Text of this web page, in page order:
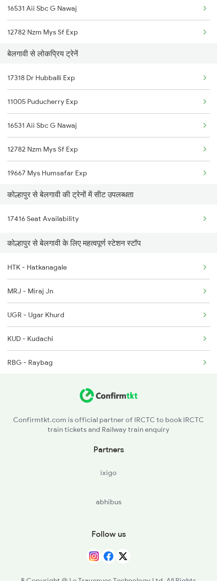
Belagavi to Mangaluru Trains
Belagavi to Madurai Trains
Belagavi to Marwar Trains
16531 Aii Sbc G Nawaj
12782 Nzm Mys Sf Exp
16590 Rani Chennamma
12780 Goa Express
बेलगावी से लोकप्रिय ट्रेनें
17318 Dr Hubballi Exp
11005 Puducherry Exp
16531 Aii Sbc G Nawaj
12782 Nzm Mys Sf Exp
19667 Mys Humsafar Exp
12780 Goa Express
22497 Tpj Humsfar Exp
1013 Ltt Cbe Spl
1035 Dr Mysuru Spl
1036 Mys Dr Exp
2497 Tpj Humsafar Spl
2498 Tpj Sgnr Spl
2629 Sampark Kranti
कोल्हापुर से बेलगावी की ट्रेनों में सीट उपलब्धता
17416 Seat Availability
कोल्हापुर से बेलगावी के लिए महत्वपूर्ण स्टेशन स्टॉप
HTK - Hatkanagale
MRJ - Miraj Jn
UGR - Ugar Khurd
KUD - Kudachi
RBG - Raybag
Confirmtkt.com is official partner of IRCTC to book IRCTC
train tickets and Railway train enquiry
Partners
ixigo
abhibus
Follow us